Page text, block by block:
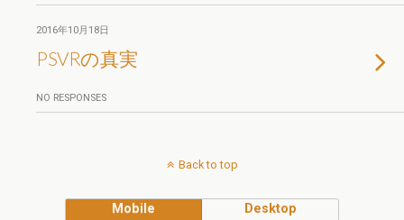
2016年10月18日
PSVRの真実
NO RESPONSES
Back to top
Mobile Desktop